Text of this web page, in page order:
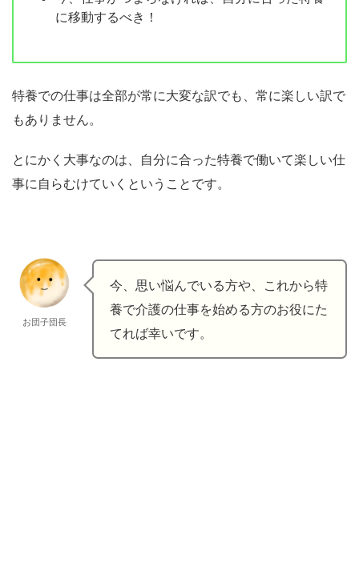
に移動するべき！
特養での仕事は全部が常に大変な訳でも、常に楽しい訳で
もありません。
とにかく大事なのは、自分に合った特養で働いて楽しい仕
事に自らむけていくということです。
お団子団長
今、思い悩んでいる方や、これから特
養で介護の仕事を始める方のお役にた
てれば幸いです。